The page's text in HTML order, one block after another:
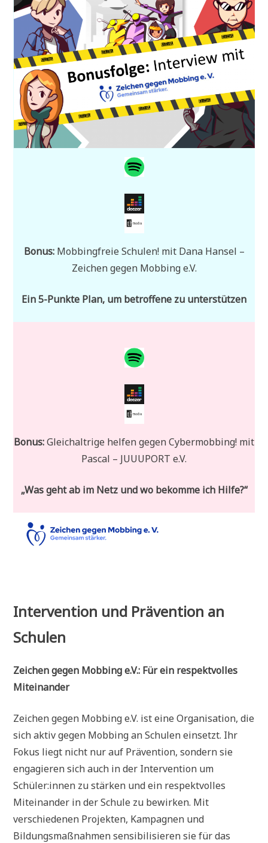
Bonus: Mobbingfreie Schulen! mit Dana Hansel –
Zeichen gegen Mobbing e.V.
Ein 5-Punkte Plan, um betroffene zu unterstützen
Bonus:Gleichaltrige helfen gegen Cybermobbing! mit
Pascal – JUUUPORT e.V.
„Was geht ab im Netz und wo bekomme ich Hilfe?“
Intervention und Prävention an
Schulen
Zeichen gegen Mobbing e.V.: Für ein respektvolles
Miteinander
Zeichen gegen Mobbing e.V. ist eine Organisation, die
sich aktiv gegen Mobbing an Schulen einsetzt. Ihr
Fokus liegt nicht nur auf Prävention, sondern sie
engagieren sich auch in der Intervention um
Schüler:innen zu stärken und ein respektvolles
Miteinander in der Schule zu bewirken. Mit
verschiedenen Projekten, Kampagnen und
Bildungsmaßnahmen sensibilisieren sie für das